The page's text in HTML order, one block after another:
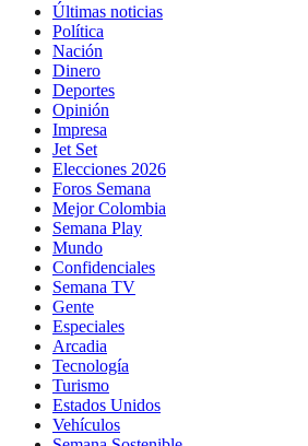
Últimas noticias
Política
Nación
Dinero
Deportes
Opinión
Impresa
Jet Set
Elecciones 2026
Foros Semana
Mejor Colombia
Semana Play
Mundo
Confidenciales
Semana TV
Gente
Especiales
Arcadia
Tecnología
Turismo
Estados Unidos
Vehículos